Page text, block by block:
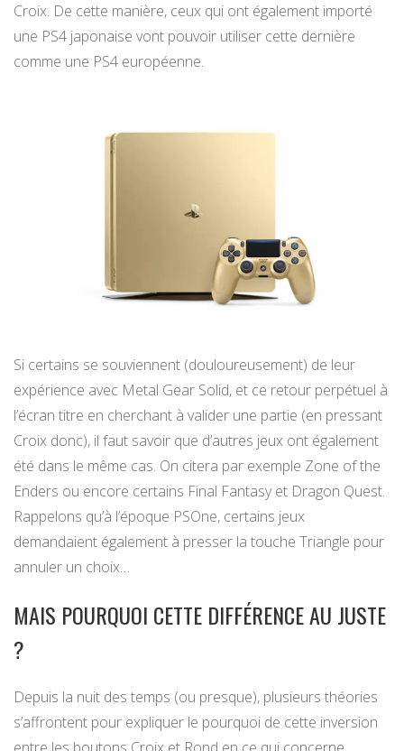
Croix. De cette manière, ceux qui ont également importé
une PS4 japonaise vont pouvoir utiliser cette dernière
comme une PS4 européenne.
Si certains se souviennent (douloureusement) de leur
expérience avec Metal Gear Solid, et ce retour perpétuel à
l’écran titre en cherchant à valider une partie (en pressant
Croix donc), il faut savoir que d’autres jeux ont également
été dans le même cas. On citera par exemple Zone of the
Enders ou encore certains Final Fantasy et Dragon Quest.
Rappelons qu’à l’époque PSOne, certains jeux
demandaient également à presser la touche Triangle pour
annuler un choix…
MAIS POURQUOI CETTE DIFFÉRENCE AU JUSTE
?
Depuis la nuit des temps (ou presque), plusieurs théories
s’affrontent pour expliquer le pourquoi de cette inversion